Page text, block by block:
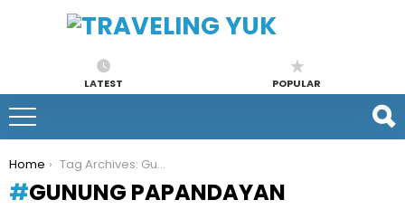
LATEST POPULAR
You are here:
Home Tag Archives: Gunung Papandayan
GUNUNG PAPANDAYAN